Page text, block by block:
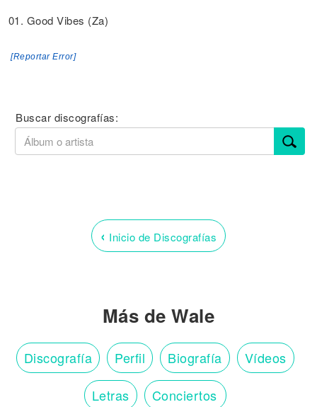
01. Good Vibes (Za)
[Reportar Error]
Buscar discografías:
‹ Inicio de Discografías
Más de Wale
Discografía Perfil Biografía Vídeos
Letras Conciertos